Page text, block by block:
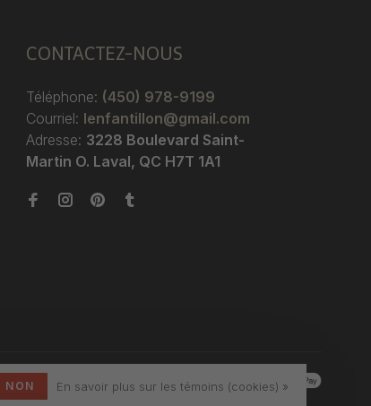
CONTACTEZ-NOUS
Téléphone: (450) 978-9199
Courriel: lenfantillon@gmail.com
Adresse: 3228 Boulevard Saint-
Martin O. Laval, QC H7T 1A1
NON En savoir plus sur les témoins (cookies) »